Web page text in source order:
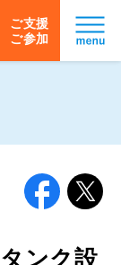
ご支援
ご参加
ンク設